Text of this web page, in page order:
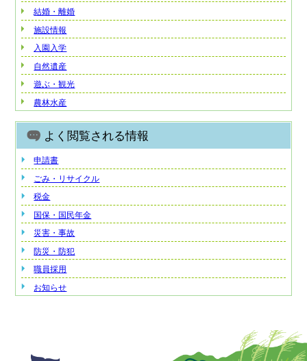
結婚・離婚
施設情報
入園入学
自然遺産
遊ぶ・観光
農林水産
よく閲覧される情報
申請書
ごみ・リサイクル
税金
国保・国民年金
災害・事故
防災・防犯
職員採用
お知らせ